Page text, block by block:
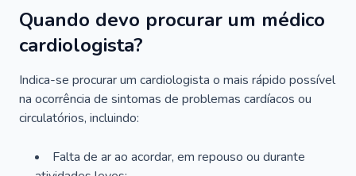
Quando devo procurar um médico
cardiologista?
Indica-se procurar um cardiologista o mais rápido possível
na ocorrência de sintomas de problemas cardíacos ou
circulatórios, incluindo:
Falta de ar ao acordar, em repouso ou durante